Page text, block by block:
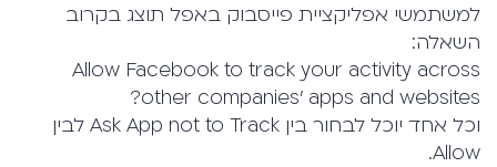
למשתמשי אפליקציית פייסבוק באפל תוצג בקרוב
השאלה:
Allow Facebook to track your activity across
other companies' apps and websites?
וכל אחד יוכל לבחור בין Ask App not to Track לבין
Allow.